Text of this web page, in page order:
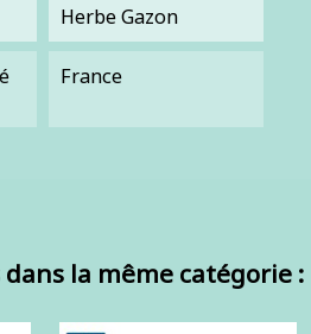
Herbe Gazon
France
la même catégorie :